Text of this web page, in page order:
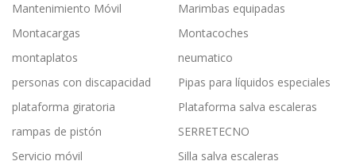
Mantenimiento Móvil
Marimbas equipadas
Montacargas
Montacoches
montaplatos
neumatico
personas con discapacidad
Pipas para líquidos especiales
plataforma giratoria
Plataforma salva escaleras
rampas de pistón
SERRETECNO
Servicio móvil
Silla salva escaleras